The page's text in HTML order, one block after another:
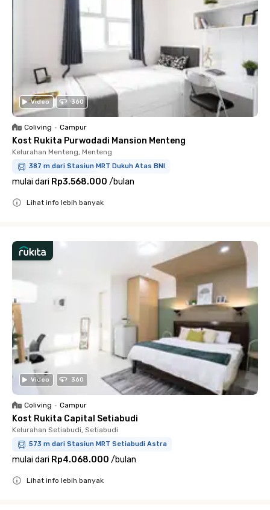
Video 360
Coliving • Campur
Kost Rukita Purwodadi Mansion Menteng
Kelurahan Menteng, Menteng
387 m dari Stasiun MRT Dukuh Atas BNI
mulai dari Rp3.568.000 /bulan
Lihat info lebih banyak
Video 360
Coliving • Campur
Kost Rukita Capital Setiabudi
Kelurahan Setiabudi, Setiabudi
573 m dari Stasiun MRT Setiabudi Astra
mulai dari Rp4.068.000 /bulan
Lihat info lebih banyak